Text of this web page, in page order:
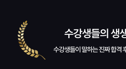
수강생들의 생
수강생들이 말하는 진짜 합격